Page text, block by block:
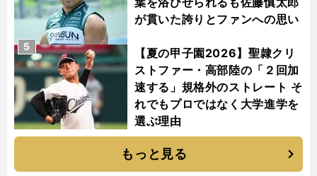
が貫いた誇りとファンへの思い
【夏の甲子園2026】聖隷クリ
ストファー・高部陸の「２回加
速する」規格外のストレート そ
れでもプロではなく大学進学を
選ぶ理由
5
もっと見る